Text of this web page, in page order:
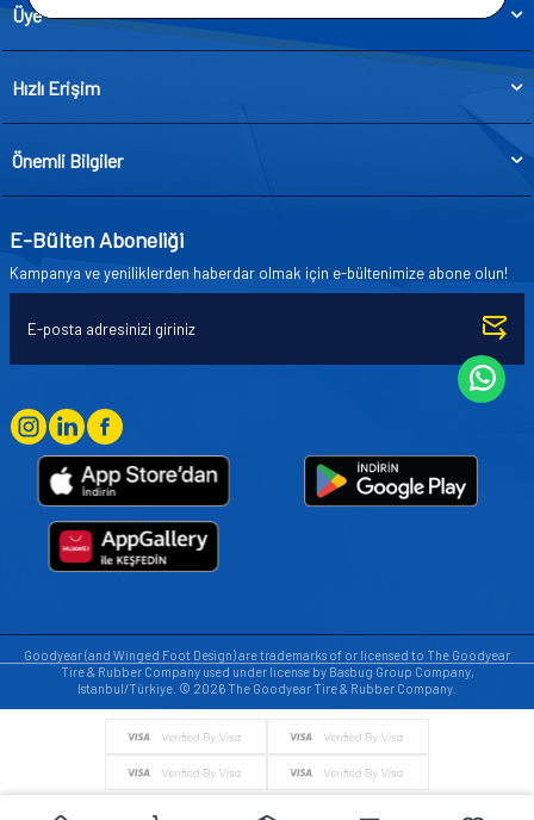
Üye
Hızlı Erişim
Önemli Bilgiler
E-Bülten Aboneliği
Kampanya ve yeniliklerden haberdar olmak için e-bültenimize abone olun!
Goodyear (and Winged Foot Design) are trademarks of or licensed to The Goodyear
Tire & Rubber Company used under license by Basbug Group Company,
Istanbul/Türkiye. © 2026 The Goodyear Tire & Rubber Company.